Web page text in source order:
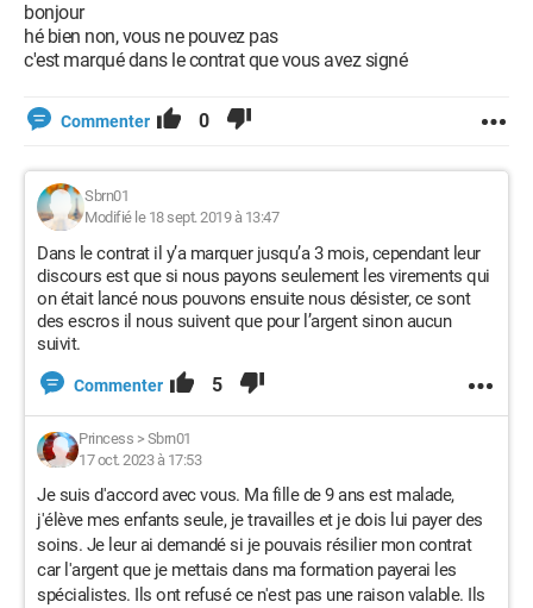
bonjour
hé bien non, vous ne pouvez pas
c'est marqué dans le contrat que vous avez signé
Commenter 0
Sbrn01
Modifié le 18 sept. 2019 à 13:47
Dans le contrat il y’a marquer jusqu’a 3 mois, cependant leur
discours est que si nous payons seulement les virements qui
on était lancé nous pouvons ensuite nous désister, ce sont
des escros il nous suivent que pour l’argent sinon aucun
suivit.
Commenter 5
Princess > Sbrn01
17 oct. 2023 à 17:53
Je suis d'accord avec vous. Ma fille de 9 ans est malade,
j'élève mes enfants seule, je travailles et je dois lui payer des
soins. Je leur ai demandé si je pouvais résilier mon contrat
car l'argent que je mettais dans ma formation payerai les
spécialistes. Ils ont refusé ce n'est pas une raison valable. Ils